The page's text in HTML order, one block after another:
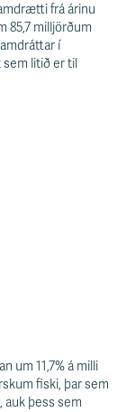
frá árinu
85,7 milljörðum
í
litið er til
um 11,7% á milli
fiski, þar sem
þess sem